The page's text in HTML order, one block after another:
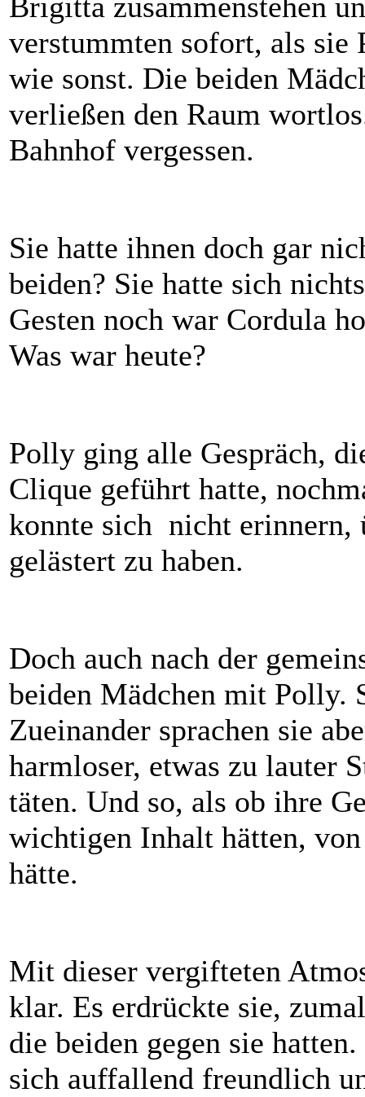
verstummten sofort, als
wie sonst. Die beiden
verließen den Raum
Bahnhof vergessen.
Sie hatte ihnen doch gar
beiden? Sie hatte sich
Gesten noch war Cordula
Was war heute?
Polly ging alle Gespräch,
Clique geführt hatte,
konnte sich nicht erinnern,
gelästert zu haben.
Doch auch nach der
beiden Mädchen mit Polly.
Zueinander sprachen sie
harmloser, etwas zu lauter
täten. Und so, als ob ihre
wichtigen Inhalt hätten,
hätte.
Mit dieser vergifteten
klar. Es erdrückte sie,
die beiden gegen sie
sich auffallend freundlich